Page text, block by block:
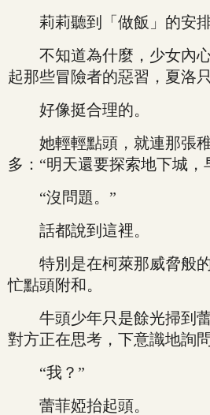
莉莉聽到「做飯」的安排
不知道為什麼，少女內
起那些冒險者的惡習，夏洛
好像挺合理的。
她輕輕點頭，就連那張稚
多：“明天還要探索地下城，
“沒問題。”
話都說到這裡。
特別是在柯萊那威脅般的
忙點頭附和。
牛頭少年只是餘光掃到蕾
對方正在思考，下意識地詢
“我？”
蕾菲婭抬起頭。